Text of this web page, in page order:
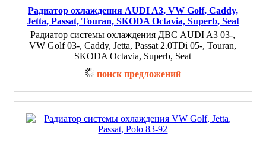
Радиатор охлаждения AUDI A3, VW Golf, Caddy,
Jetta, Passat, Touran, SKODA Octavia, Superb, Seat
Радиатор системы охлаждения ДВС AUDI A3 03-,
VW Golf 03-, Caddy, Jetta, Passat 2.0TDi 05-, Touran,
SKODA Octavia, Superb, Seat
поиск предложений